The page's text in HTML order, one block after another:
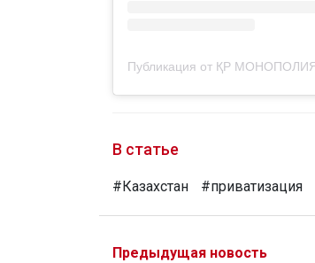
В статье
#Казахстан #приватизация
Предыдущая новость